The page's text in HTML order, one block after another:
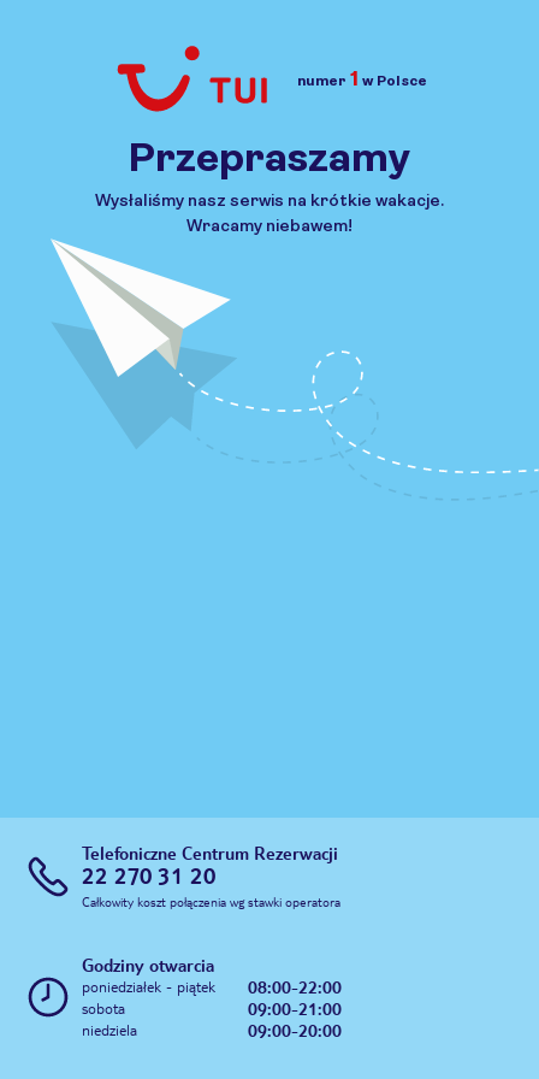
Przejdź do TUI.pl
numer 1 w Polsce
Przepraszamy
Wysłaliśmy nasz serwis na krótkie wakacje.
Wracamy niebawem!
Telefoniczne Centrum Rezerwacji
22 270 31 20
Całkowity koszt połączenia wg stawki operatora
Godziny otwarcia
poniedziałek - piątek 08:00-22:00
sobota 09:00-21:00
niedziela 09:00-20:00